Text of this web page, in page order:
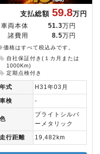
支払総額 59.8万円
車両本体 51.3万円
諸費用
8.5万円
価格はすべて税込みです。
自社保証付き(１カ月または
1000Km)
定期点検付き
年式
H31年03月
車検
-
色
ブライトシルバ
ーメタリック
走行距離
19,482km